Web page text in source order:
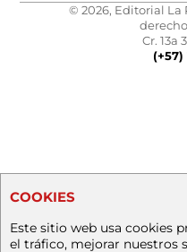
© 2026, Editorial La
Cr. 13a
(+57)
COOKIES
Este sitio web usa cookies
el tráfico, mejorar nuestros